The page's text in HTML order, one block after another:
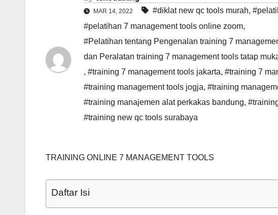
MAR 14, 2022 #diklat new qc tools murah,
#pelatihan 7 management tools online zoom,
#Pelatihan tentang Pengenalan training 7
dan Peralatan training 7 management tools tatap
, #training 7 management tools jakarta, #training 7
#training management tools jogja, #training
#training manajemen alat perkakas bandung,
#training new qc tools surabaya
TRAINING ONLINE 7 MANAGEMENT TOOLS
Daftar Isi